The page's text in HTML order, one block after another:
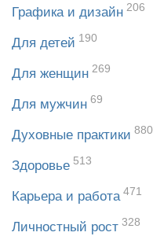
Графика и дизайн 206
Для детей 190
Для женщин 269
Для мужчин 69
Духовные практики 880
Здоровье 513
Карьера и работа 471
Личностный рост 328